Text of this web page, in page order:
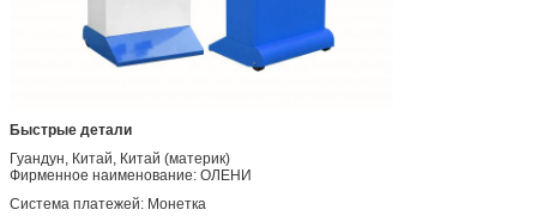
Быстрые детали
Гуандун, Китай, Китай (материк)
Фирменное наименование: ОЛЕНИ
Система платежей: Монетка